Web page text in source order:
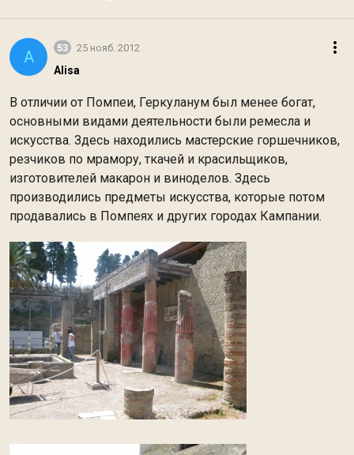
A 53 25 нояб. 2012
Alisa
В отличии от Помпеи, Геркуланум был менее богат,
основными видами деятельности были ремесла и
искусства. Здесь находились мастерские горшечников,
резчиков по мрамору, ткачей и красильщиков,
изготовителей макарон и виноделов. Здесь
производились предметы искусства, которые потом
продавались в Помпеях и других городах Кампании.